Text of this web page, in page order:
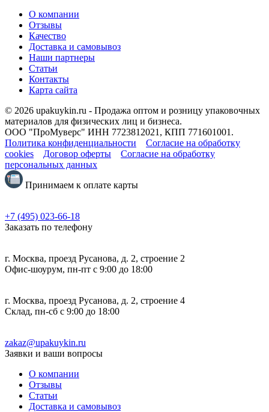
О компании
Отзывы
Качество
Доставка и самовывоз
Наши партнеры
Статьи
Контакты
Карта сайта
© 2026 upakuykin.ru - Продажа оптом и розницу упаковочных
материалов для физических лиц и бизнеса.
ООО "ПроМуверс" ИНН 7723812021, КПП 771601001.
Политика конфиденциальности
Согласие на обработку
cookies
Договор оферты
Согласие на обработку
персональных данных
Принимаем к оплате карты
+7 (495) 023-66-18
Заказать по телефону
г. Москва, проезд Русанова, д. 2, строение 2
Офис-шоурум, пн-пт с 9:00 до 18:00
г. Москва, проезд Русанова, д. 2, строение 4
Склад, пн-сб с 9:00 до 18:00
zakaz@upakuykin.ru
Заявки и ваши вопросы
О компании
Отзывы
Статьи
Доставка и самовывоз